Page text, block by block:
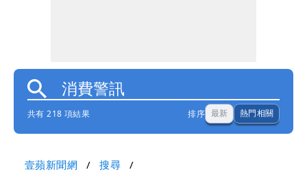
共有 218 項結果 排序 最新 熱門相關
壹蘋新聞網 搜尋